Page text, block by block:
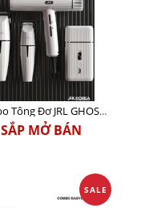
Combo Tông Đơ JRL GHOST 3 Limited Edition Chính Hãng USA
SẮP MỞ BÁN
SALE